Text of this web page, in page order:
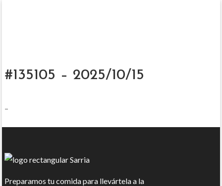
#135105 – 2025/10/15
–
Preparamos tu comida para llevártela a la